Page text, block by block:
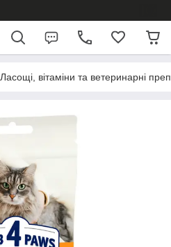
Ласощі, вітаміни та ветеринарні